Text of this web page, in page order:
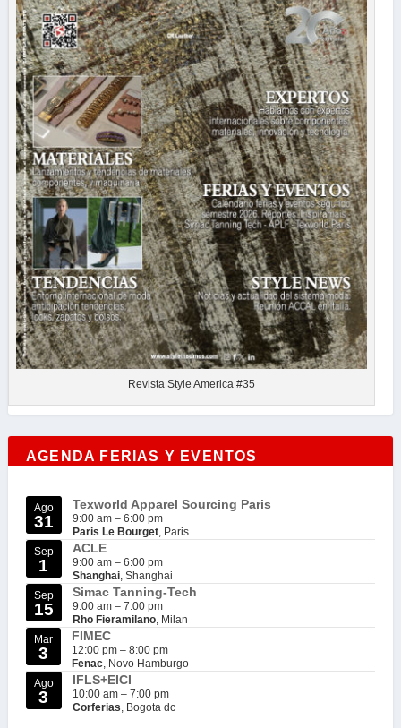
Revista Style America #35
AGENDA FERIAS Y EVENTOS
Ago
31
Texworld Apparel Sourcing Paris
9:00 am – 6:00 pm
Paris Le Bourget, Paris
Sep
1
ACLE
9:00 am – 6:00 pm
Shanghai, Shanghai
Sep
15
Simac Tanning-Tech
9:00 am – 7:00 pm
Rho Fieramilano, Milan
Mar
3
FIMEC
12:00 pm – 8:00 pm
Fenac, Novo Hamburgo
Ago
3
IFLS+EICI
10:00 am – 7:00 pm
Corferias , Bogota dc